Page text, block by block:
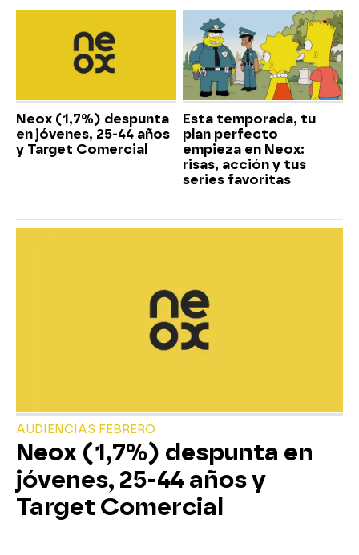
Neox (1,7%) despunta
en jóvenes, 25-44 años
y Target Comercial
Esta temporada, tu
plan perfecto
empieza en Neox:
risas, acción y tus
series favoritas
AUDIENCIAS FEBRERO
Neox (1,7%) despunta en
jóvenes, 25-44 años y
Target Comercial